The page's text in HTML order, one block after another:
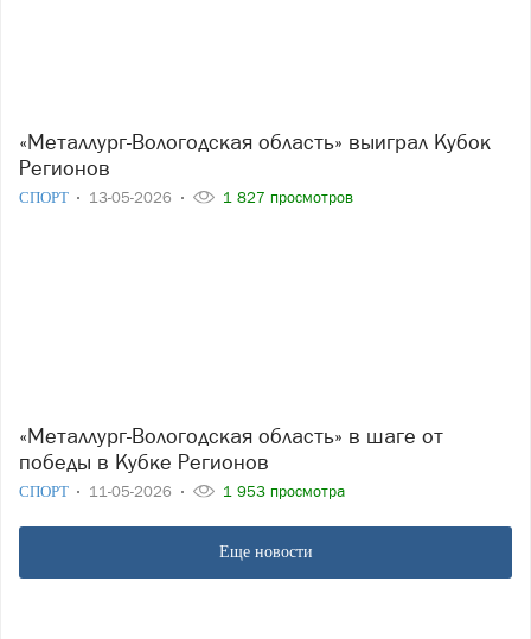
«Металлург-Вологодская область» выиграл Кубок
Регионов
СПОРТ 13-05-2026 1 827 просмотров
«Металлург-Вологодская область» в шаге от
победы в Кубке Регионов
СПОРТ 11-05-2026 1 953 просмотра
Еще новости